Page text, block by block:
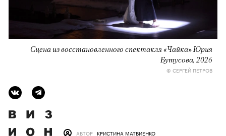
Сцена из восстановленного спектакля «Чайка» Юрия
Бутусова, 2026
© СЕРГЕЙ ПЕТРОВ
АВТОР КРИСТИНА МАТВИЕНКО